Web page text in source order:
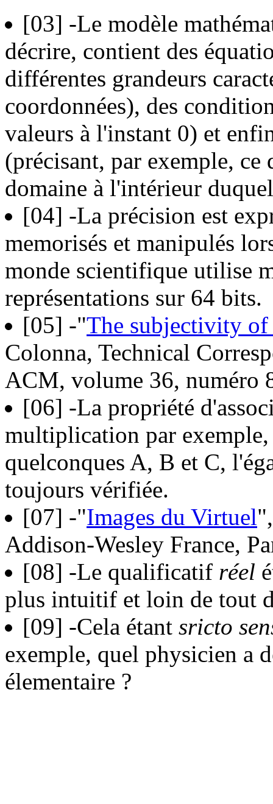
[03] -Le modèle
décrire, contient des
différentes grandeurs
coordonnées), des
valeurs à l'instant 0) et
(précisant, par exemple, ce
domaine à l'intérieur
[04] -La précision est
memorisés et manipulés
monde scientifique utilise
représentations sur 64 bits.
[05] -"The subjectivity of
Colonna, Technical
ACM, volume 36, numéro
[06] -La propriété
multiplication par
quelconques A, B et C,
toujours vérifiée.
[07] -"Images du Virtuel
Addison-Wesley France,
[08] -Le qualificatif réel
plus intuitif et loin de tout
[09] -Cela étant sricto
exemple, quel physicien a
élementaire ?